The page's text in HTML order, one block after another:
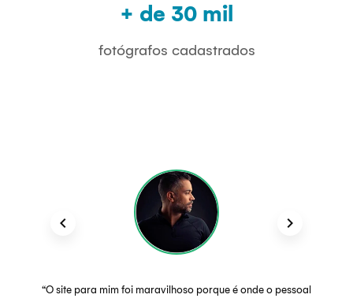
+ de 30 mil
fotógrafos cadastrados
“O site para mim foi maravilhoso porque é onde o pessoal
keyboard_arrow_left keyboard_arrow_right